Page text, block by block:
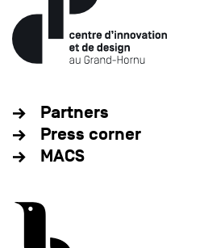
Partners
Press corner
MACS